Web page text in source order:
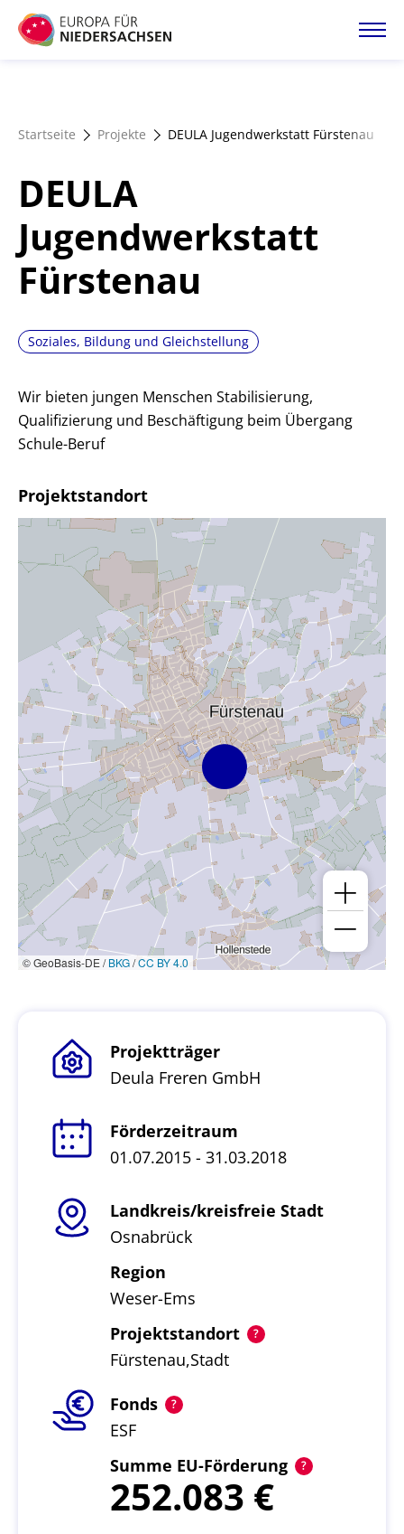
Direkt
zum
Förderangebote
Magazin
Startseite Projekte DEULA Jugendwerkstatt Fürstenau
DEULA
Jugendwerkstatt
Fürstenau
Soziales, Bildung und Gleichstellung
Wir bieten jungen Menschen Stabilisierung,
Qualifizierung und Beschäftigung beim Übergang
Schule-Beruf
Projektstandort
© GeoBasis-DE /BKG/CC BY 4.0
Projektträger
Deula Freren GmbH
Förderzeitraum
01.07.2015 - 31.03.2018
Landkreis/kreisfreie Stadt
Osnabrück
Region
Weser-Ems
Projektstandort
Fürstenau,Stadt
Fonds
ESF
Summe EU-Förderung
252.083